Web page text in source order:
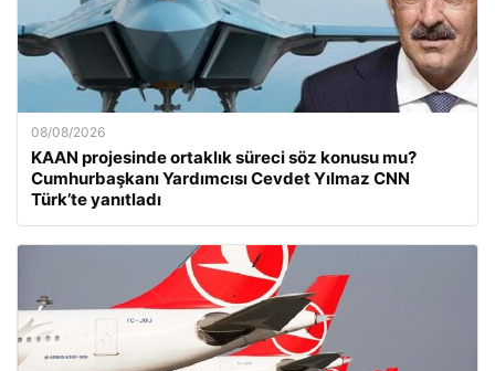
08/08/2026
KAAN projesinde ortaklık süreci söz konusu mu?
Cumhurbaşkanı Yardımcısı Cevdet Yılmaz CNN
Türk’te yanıtladı